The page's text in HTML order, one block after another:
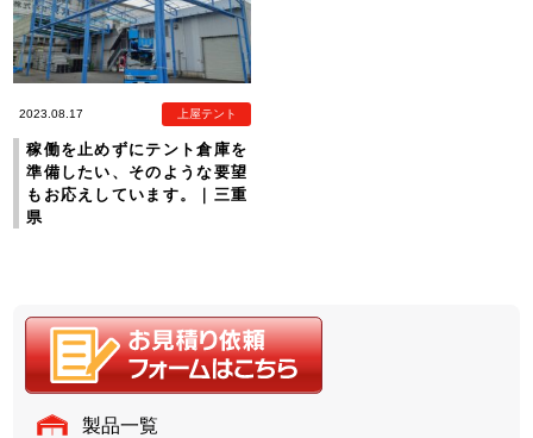
2023.08.17 上屋テント
稼働を止めずにテント倉庫を
準備したい、そのような要望
もお応えしています。｜三重
県
製品一覧